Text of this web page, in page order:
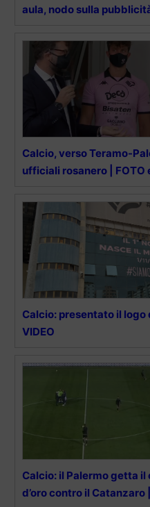
aula, nodo sulla
Calcio, verso Teramo-
ufficiali rosanero | FOTO
Calcio: presentato il logo
VIDEO
Calcio: il Palermo getta il
d’oro contro il Catanzaro